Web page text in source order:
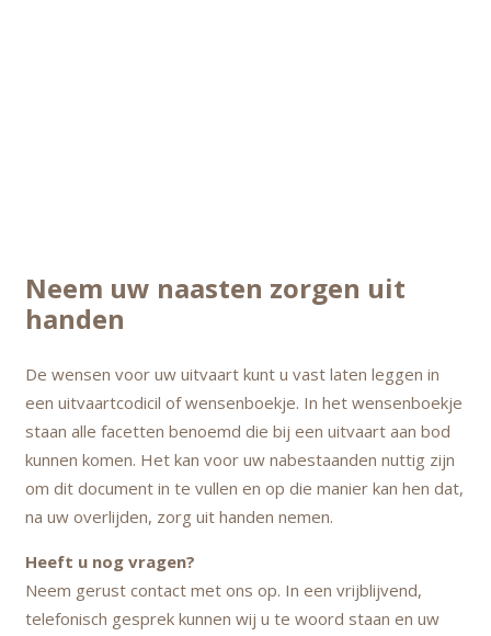
Neem uw naasten zorgen uit
handen
De wensen voor uw uitvaart kunt u vast laten leggen in
een uitvaartcodicil of wensenboekje. In het wensenboekje
staan alle facetten benoemd die bij een uitvaart aan bod
kunnen komen. Het kan voor uw nabestaanden nuttig zijn
om dit document in te vullen en op die manier kan hen dat,
na uw overlijden, zorg uit handen nemen.
Heeft u nog vragen?
Neem gerust contact met ons op. In een vrijblijvend,
telefonisch gesprek kunnen wij u te woord staan en uw